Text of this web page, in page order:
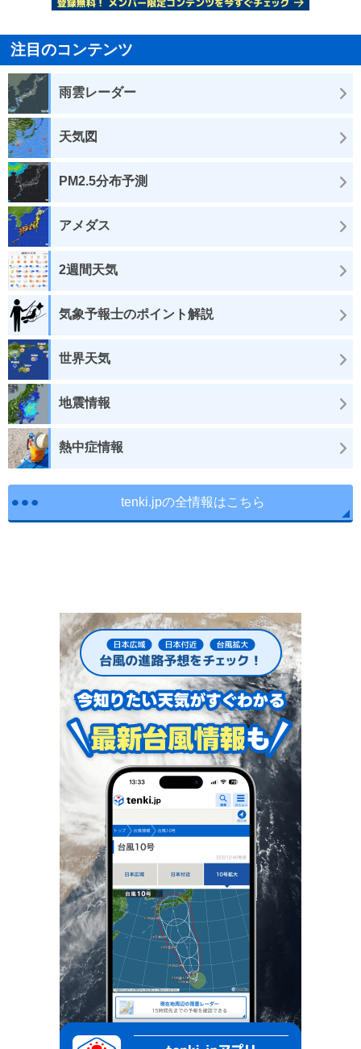
注目のコンテンツ
雨雲レーダー
天気図
PM2.5分布予測
アメダス
2週間天気
気象予報士のポイント解説
世界天気
地震情報
熱中症情報
tenki.jpの全情報はこちら